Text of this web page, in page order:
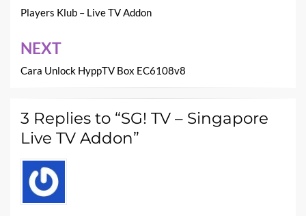
navigation
Players Klub – Live TV Addon
NEXT
Cara Unlock HyppTV Box EC6108v8
3 Replies to “SG! TV – Singapore
Live TV Addon”